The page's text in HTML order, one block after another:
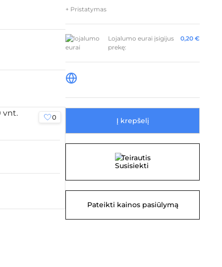
0
+ Pristatymas
Lojalumo eurai įsigijus
prekę:
0,20 €
Į krepšelį
Teirautis
Pateikti kainos pasiūlymą